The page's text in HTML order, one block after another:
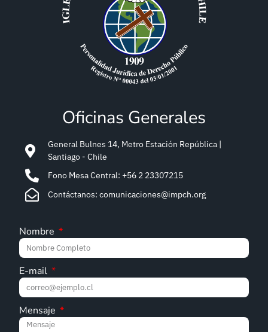
Oficinas Generales
General Bulnes 14, Metro Estación República |
Santiago - Chile
Fono Mesa Central: +56 2 23307215
Contáctanos: comunicaciones@impch.org
Nombre
E-mail
Mensaje